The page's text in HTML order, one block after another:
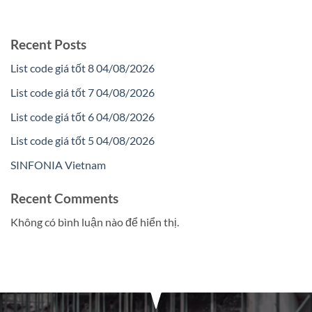
Recent Posts
List code giá tốt 8 04/08/2026
List code giá tốt 7 04/08/2026
List code giá tốt 6 04/08/2026
List code giá tốt 5 04/08/2026
SINFONIA Vietnam
Recent Comments
Không có bình luận nào để hiển thị.